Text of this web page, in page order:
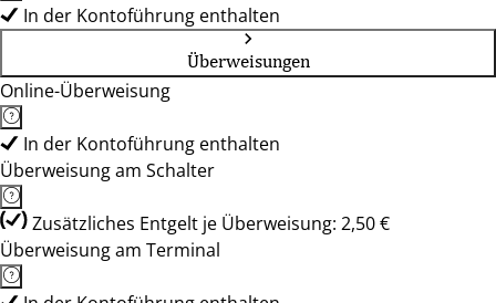
In der Kontoführung enthalten
Überweisungen
Online-Überweisung
In der Kontoführung enthalten
Überweisung am Schalter
Zusätzliches Entgelt je Überweisung: 2,50 €
Überweisung am Terminal